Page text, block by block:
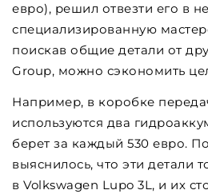
евро), решил отвезти его в
специализированную
поискав общие детали от
Group, можно сэкономить
Например, в коробке
используются два
берет за каждый 530 евро.
выяснилось, что эти детали
в Volkswagen Lupo 3L, и их